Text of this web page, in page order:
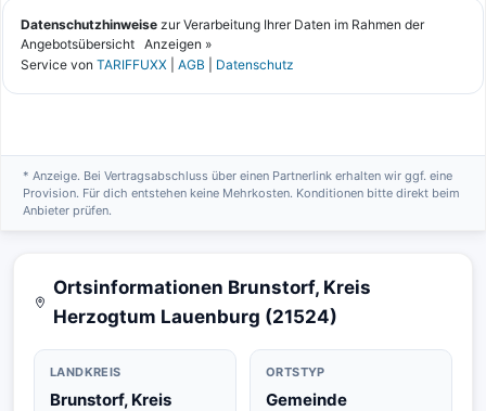
* Anzeige. Bei Vertragsabschluss über einen Partnerlink erhalten wir ggf. eine
Provision. Für dich entstehen keine Mehrkosten. Konditionen bitte direkt beim
Anbieter prüfen.
Ortsinformationen Brunstorf, Kreis
Herzogtum Lauenburg (21524)
LANDKREIS
Brunstorf, Kreis
ORTSTYP
Gemeinde